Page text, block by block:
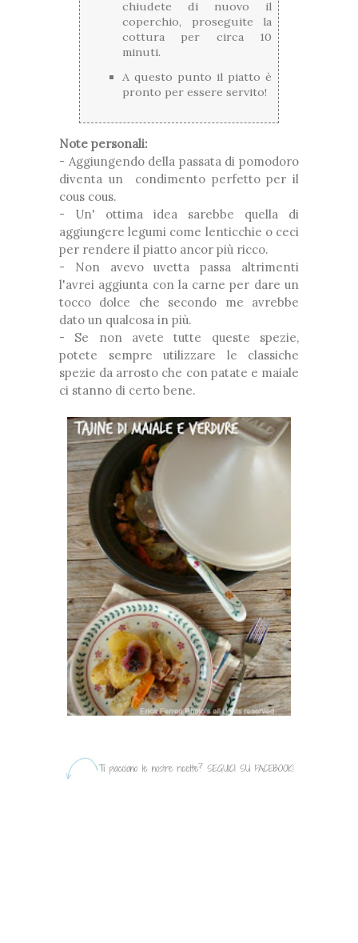
chiudete di nuovo il
coperchio, proseguite la
cottura per circa 10
minuti.
A questo punto il piatto è
pronto per essere servito!
Note personali:
- Aggiungendo della passata di pomodoro
diventa un condimento perfetto per il
cous cous.
- Un' ottima idea sarebbe quella di
aggiungere legumi come lenticchie o ceci
per rendere il piatto ancor più ricco.
- Non avevo uvetta passa altrimenti
l'avrei aggiunta con la carne per dare un
tocco dolce che secondo me avrebbe
dato un qualcosa in più.
- Se non avete tutte queste spezie,
potete sempre utilizzare le classiche
spezie da arrosto che con patate e maiale
ci stanno di certo bene.